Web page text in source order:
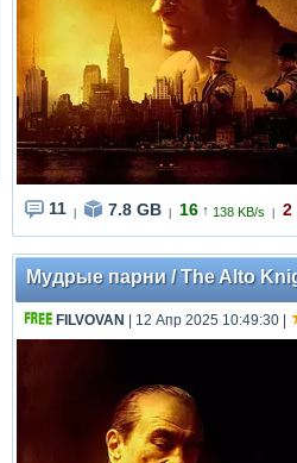
11 7.8 GB 16 ↑ 138 KB/s 2
Мудрые парни / The Alto
FILVOVAN | 12 Апр 2025 10:49:30